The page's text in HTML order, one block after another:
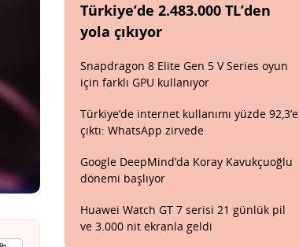
Türkiye’de 2.483.000 TL’den
yola çıkıyor
Snapdragon 8 Elite Gen 5 V Series oyun
için farklı GPU kullanıyor
Türkiye’de internet kullanımı yüzde 92,3’e
çıktı: WhatsApp zirvede
Google DeepMind’da Koray Kavukçuoğlu
dönemi başlıyor
Huawei Watch GT 7 serisi 21 günlük pil
ve 3.000 nit ekranla geldi